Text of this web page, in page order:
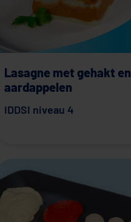
Lasagne met gehakt en
aardappelen
IDDSI niveau 4